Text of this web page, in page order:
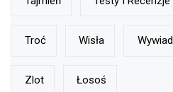
Troć Wisła Wywiad
Zlot Łosoś